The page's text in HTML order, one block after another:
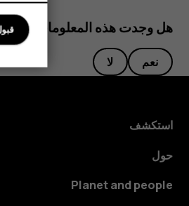
هل وجدت هذه المعلومات
نعم لا
استكشف
حول
Planet and people